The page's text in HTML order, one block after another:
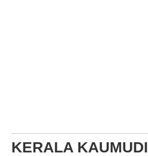
KERALA KAUMUDI